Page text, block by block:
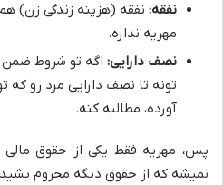
نفقه: نفقه (هزینه زندگی زن)
مهریه نداره.
نصف دارایی: اگه تو شروط
تونه تا نصف دارایی مرد رو
آورده، مطالبه کنه.
پس، مهریه فقط یکی از حقوق
نمیشه که از حقوق دیگه محروم